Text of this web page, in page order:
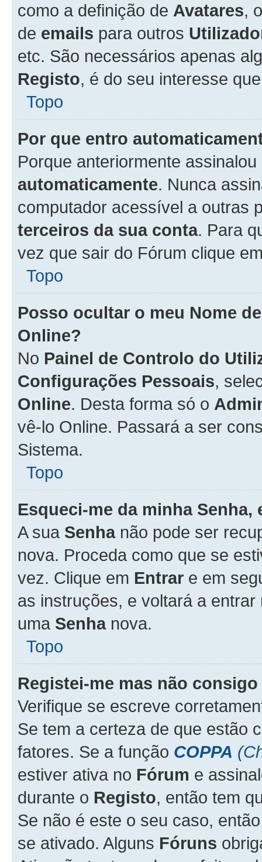
como a definição de Avatares,
de emails para outros
etc. São necessários apenas
Registo, é do seu interesse
Topo
Por que entro
Porque anteriormente
automaticamente. Nunca
computador acessível a outras
terceiros da sua conta. Para
vez que sair do Fórum clique
Topo
Posso ocultar o meu Nome
Online?
No Painel de Controlo do
Configurações Pessoais,
Online. Desta forma só o
vê-lo Online. Passará a ser
Sistema.
Topo
Esqueci-me da minha Senha,
A sua Senhanão pode ser
nova. Proceda como que se
vez. Clique em Entrar e em
as instruções, e voltará a
uma Senhanova.
Topo
Registei-me mas não
Verifique se escreve
Se tem a certeza de que estão
fatores. Se a função COPPA
estiver ativa no Fórum e
durante o Registo, então tem
Se não é este o seu caso,
se ativado. Alguns Fóruns